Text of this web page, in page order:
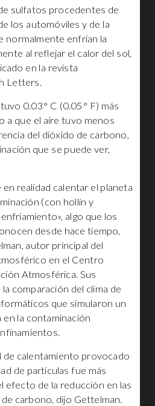
sulfatos procedentes de
los automóviles y de la
normalmente enfrían la
al reflejar el calor del sol,
en la revista
Letters.
0.03° C (0.05° F) más
a que el aire tuvo menos
del dióxido de carbono,
que se puede ver,
en realidad calentar el planeta
(con hollín y
algo que los
desde hace tiempo,
autor principal del
en el Centro
Atmosférica. Sus
comparación del clima de
que simularon un
la contaminación
calentamiento provocado
de partículas fue más
de la reducción en las
carbono, dijo Gettelman.